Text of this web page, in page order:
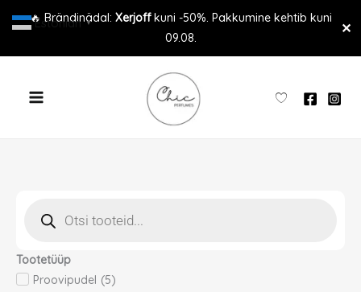
🔥 Brändinädal: Xerjoffkuni -50%. Pakkumine kehtib kuni
09.08.
✕
Tootetüüp
Proovipudel (5)
Estonian ▼